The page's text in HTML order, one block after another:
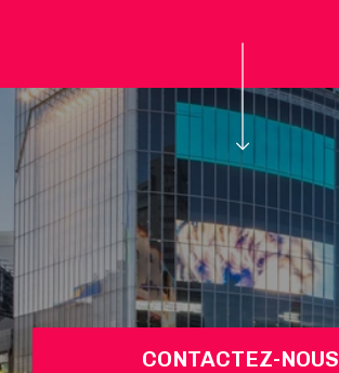
CONTACTEZ-NOUS